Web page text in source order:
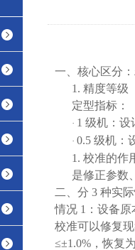
一、核心区分
1. 精度等级
定型指标：
· 1 级机：设
· 0.5 级机：
1. 校准的作
是修正参数
二、分 3 种实
情况 1：设备原
校准可以修复
≤±1.0%，恢复